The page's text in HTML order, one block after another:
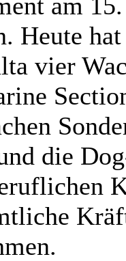
Heute
vier
die